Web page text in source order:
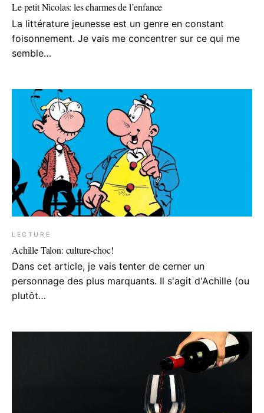
Le petit Nicolas: les charmes de l’enfance
La littérature jeunesse est un genre en constant
foisonnement. Je vais me concentrer sur ce qui me
semble…
LECTURE
Achille Talon: culture-choc!
Dans cet article, je vais tenter de cerner un
personnage des plus marquants. Il s'agit d'Achille (ou
plutôt…